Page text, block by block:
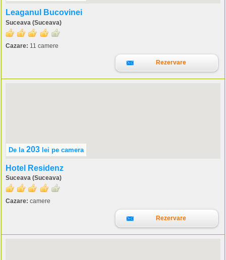
Leaganul Bucovinei
Suceava (Suceava)
Cazare: 11 camere
Rezervare
De la 203 lei pe camera
Hotel Residenz
Suceava (Suceava)
Cazare: camere
Rezervare